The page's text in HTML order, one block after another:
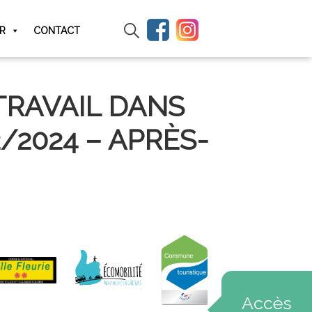
CONTACT
DANS
2024 – APRÈS-
Accès